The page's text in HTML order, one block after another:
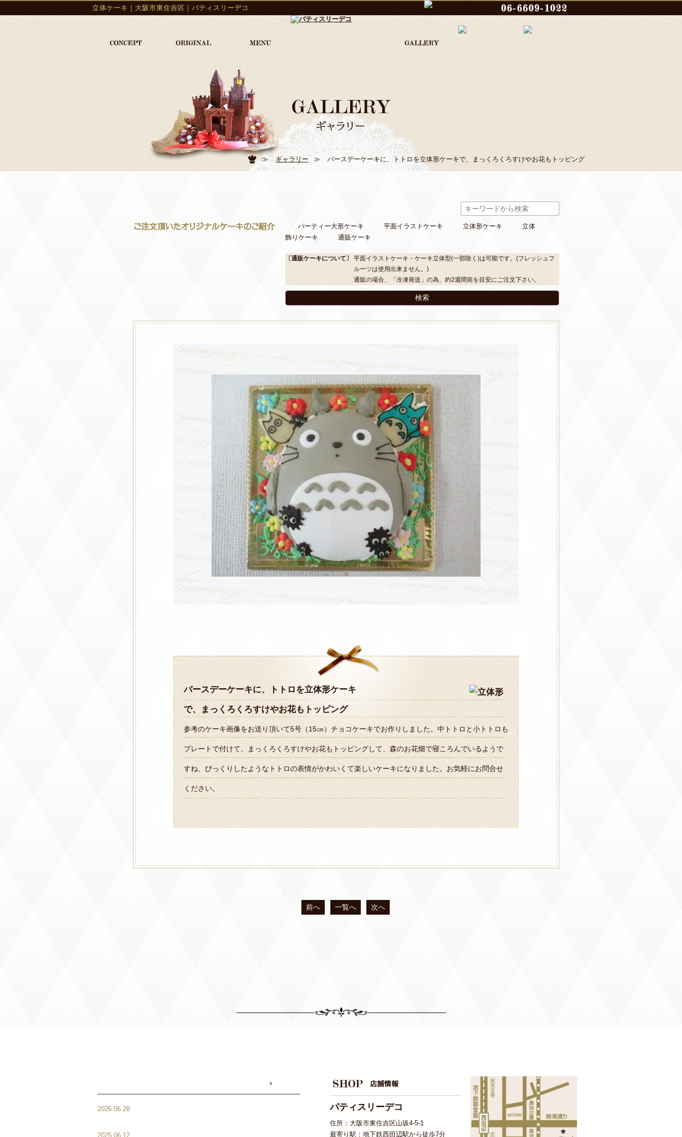
立体ケーキ｜大阪市東住吉区｜パティスリーデコ
≫ ギャラリー ≫ バースデーケーキに、トトロを立体形ケーキで、まっくろくろすけやお花もトッピング
パーティー大形ケーキ 平面イラストケーキ 立体形ケーキ
立体
飾りケーキ
通販ケーキ
〔通販ケーキについて〕
平面イラストケーキ・ケーキ立体型(一部除く)は可能です。(フレッシュフ
ルーツは使用出来ません。)
通販の場合、「冷凍発送」の為、約2週間前を目安にご注文下さい。
バースデーケーキに、トトロを立体形ケーキ
で、まっくろくろすけやお花もトッピング
参考のケーキ画像をお送り頂いて5号（15㎝）チョコケーキでお作りしました。中トトロと小トトロも
プレートで付けて、まっくろくろすけやお花もトッピングして、森のお花畑で寝ころんでいるようで
すね、びっくりしたようなトトロの表情がかわいくて楽しいケーキになりました。お気軽にお問合せ
ください。
前へ 一覧へ 次へ
2026.06.28
2025.06.12
パティスリーデコ
住所：大阪市東住吉区山坂4-5-1
最寄り駅：地下鉄西田辺駅から徒歩7分